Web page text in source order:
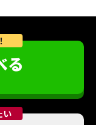
る
い